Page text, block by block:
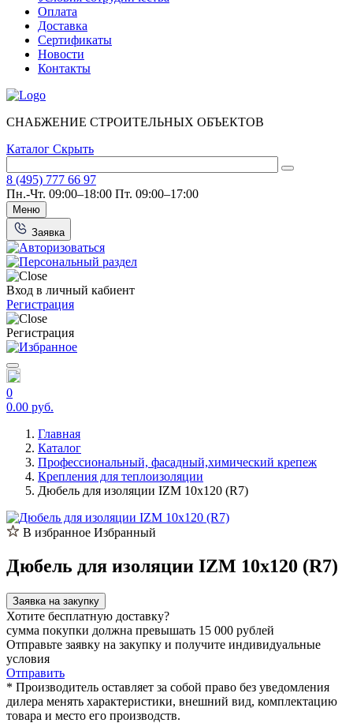
Оплата
Доставка
Сертификаты
Новости
Контакты
СНАБЖЕНИЕ СТРОИТЕЛЬНЫХ ОБЪЕКТОВ
Каталог Скрыть
8 (495) 777 66 97
Пн.-Чт. 09:00–18:00 Пт. 09:00–17:00
Меню
Заявка
Вход в личный кабиент
Регистрация
Регистрация
0
0.00 руб.
Главная
Каталог
Профессиональный, фасадный,химический крепеж
Крепления для теплоизоляции
Дюбель для изоляции IZM 10х120 (R7)
В избранное Избранный
Дюбель для изоляции IZM 10х120 (R7)
Заявка на закупку
Хотите бесплатную доставку?
сумма покупки должна превышать 15 000 рублей
Отправьте заявку на закупку и получите индивидуальные
условия
Отправить
* Производитель оставляет за собой право без уведомления
дилера менять характеристики, внешний вид, комплектацию
товара и место его производств.